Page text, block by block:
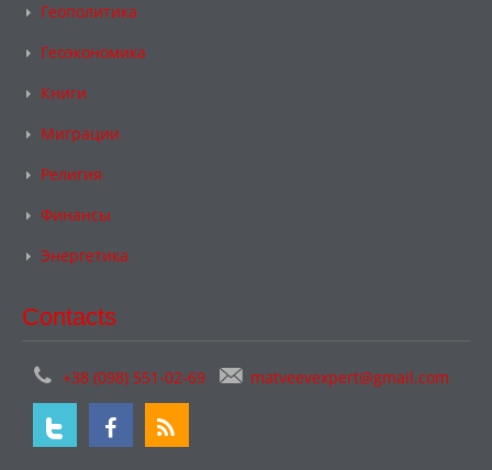
Геополитика
Геоэкономика
Книги
Миграции
Религия
Финансы
Энергетика
Contacts
+38 (098) 551-02-69 matveevexpert@gmail.com